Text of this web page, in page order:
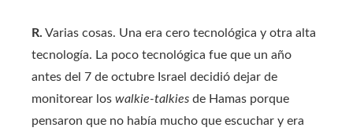
R. Varias cosas. Una era cero tecnológica y otra alta
tecnología. La poco tecnológica fue que un año
antes del 7 de octubre Israel decidió dejar de
monitorear los walkie-talkies de Hamas porque
pensaron que no había mucho que escuchar y era